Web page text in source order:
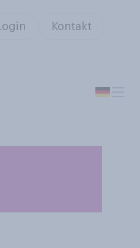
Login Kontakt